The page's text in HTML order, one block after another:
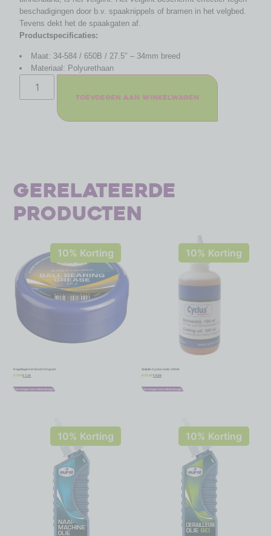
beschadigingen door b.v. spaaknippels of bramen in het velgbed.
Tevens dekt het de spaakgaten af.
Productspecificaties:
Maat: 34-584 / 650B / 27.5″ – 34mm breed
Materiaal: Polyurethaan
Toevoegen aan winkelwagen
Gerelateerde
producten
10% Korting
Kogellagervet Eurol 110 gram
€ 7,95 € 7,16
Toevoegen aan winkelwagen
10% Korting
Snijolie Cyclus tools 100ml
€ 10,65 € 9,59
Toevoegen aan winkelwagen
10% Korting 10% Korting